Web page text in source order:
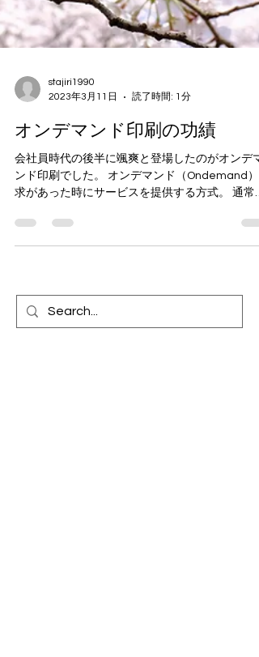
2023年3月11日
読了時間: 1分
オンデマンド印刷の功績
会社員時代の後半に颯爽と登場したのがオンデマ
求があった時にサービスを提供する方式。 通常
オフセット印刷とは違いパソコンからデータを送